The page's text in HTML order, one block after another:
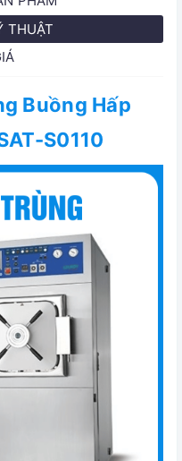
THUẬT
Buồng Hấp
S0110